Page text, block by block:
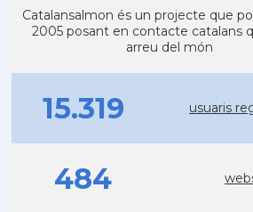
Catalansalmon és un projecte que
2005 posant en contacte catalans
arreu del món
15.319 usuaris
484